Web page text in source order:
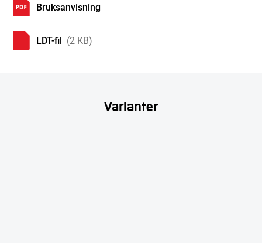
Bruksanvisning
LDT-fil (2 KB)
Varianter